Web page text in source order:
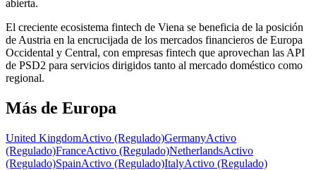
abierta.
El creciente ecosistema fintech de Viena se beneficia de la posición
de Austria en la encrucijada de los mercados financieros de Europa
Occidental y Central, con empresas fintech que aprovechan las API
de PSD2 para servicios dirigidos tanto al mercado doméstico como
regional.
Más de Europa
United KingdomActivo (Regulado)GermanyActivo
(Regulado)FranceActivo (Regulado)NetherlandsActivo
(Regulado)SpainActivo (Regulado)ItalyActivo (Regulado)